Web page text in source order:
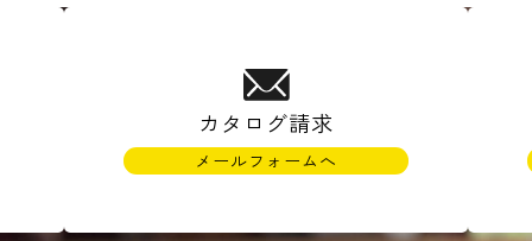
カタログ請求
メールフォームへ